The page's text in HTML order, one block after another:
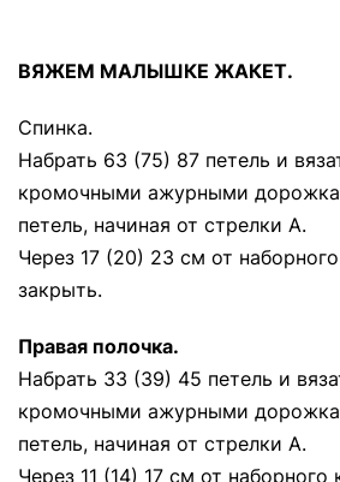
ВЯЖЕМ МАЛЫШКЕ ЖАКЕТ.
Спинка.
Набрать 63 (75) 87 петель и
кромочными ажурными
петель, начиная от стрелки А.
Через 17 (20) 23 см от
закрыть.
Правая полочка.
Набрать 33 (39) 45 петель и
кромочными ажурными
петель, начиная от стрелки А.
Через 11 (14) 17 см от наборного